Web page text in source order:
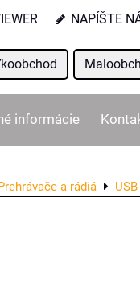
NAPÍŠTE
informácie
a rádiá